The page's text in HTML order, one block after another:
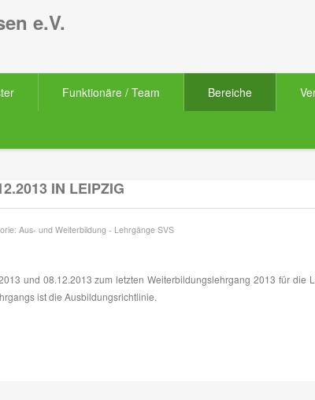
e.V.
Funktionäre / Team Bereiche
IN LEIPZIG
Aus- und Weiterbildung - Lehrgänge SVS
und 08.12.2013 zum letzten Weiterbildungslehrgang 2013 für die
ist die Ausbildungsrichtlinie.